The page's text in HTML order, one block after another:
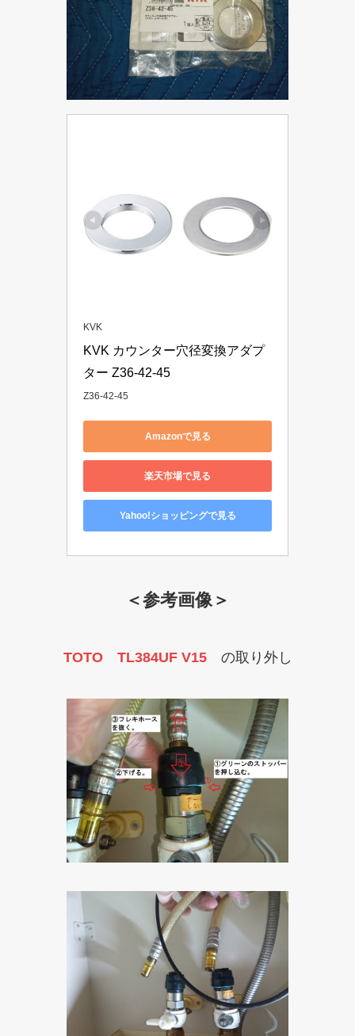
KVK
KVK カウンター穴径変換アダプ
ター Z36-42-45
Z36-42-45
Amazonで見る
楽天市場で見る
Yahoo!ショッピングで見る
＜参考画像＞
TOTO TL384UF V15の取り外し